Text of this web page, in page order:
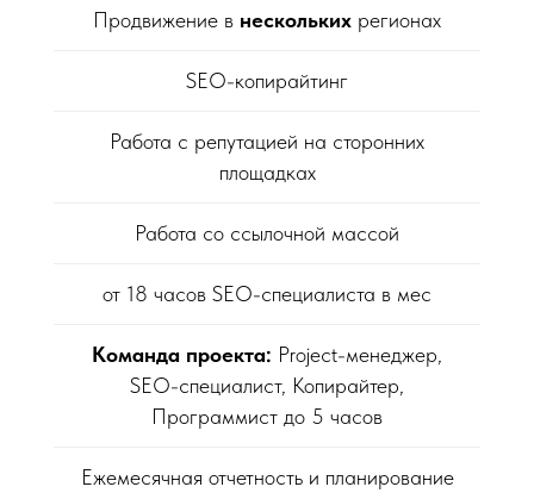
Продвижение в нескольких регионах
SEO-копирайтинг
Работа с репутацией на сторонних
площадках
Работа со ссылочной массой
от 18 часов SEO-специалиста в мес
Команда проекта: Project-менеджер,
SEO-специалист, Копирайтер,
Программист до 5 часов
Ежемесячная отчетность и планирование